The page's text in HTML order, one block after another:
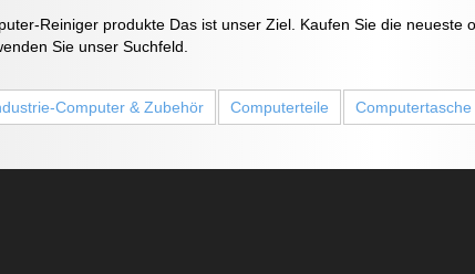
Reiniger produkte Das ist unser Ziel. Kaufen Sie die
Sie unser Suchfeld.
Computer & Zubehör Computerteile Computertasche